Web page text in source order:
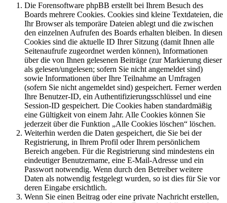
Die Forensoftware phpBB erstellt bei Ihrem Besuch des
Boards mehrere Cookies. Cookies sind kleine Textdateien, die
Ihr Browser als temporäre Dateien ablegt und die zwischen
den einzelnen Aufrufen des Boards erhalten bleiben. In diesen
Cookies sind die aktuelle ID Ihrer Sitzung (damit Ihnen alle
Seitenaufrufe zugeordnet werden können), Informationen
über die von Ihnen gelesenen Beiträge (zur Markierung dieser
als gelesen/ungelesen; sofern Sie nicht angemeldet sind)
sowie Informationen über Ihre Teilnahme an Umfragen
(sofern Sie nicht angemeldet sind) gespeichert. Ferner werden
Ihre Benutzer-ID, ein Authentifizierungsschlüssel und eine
Session-ID gespeichert. Die Cookies haben standardmäßig
eine Gültigkeit von einem Jahr. Alle Cookies können Sie
jederzeit über die Funktion „Alle Cookies löschen“ löschen.
Weiterhin werden die Daten gespeichert, die Sie bei der
Registrierung, in Ihrem Profil oder Ihrem persönlichem
Bereich angeben. Für die Registrierung sind mindestens ein
eindeutiger Benutzername, eine E-Mail-Adresse und ein
Passwort notwendig. Wenn durch den Betreiber weitere
Daten als notwendig festgelegt wurden, so ist dies für Sie vor
deren Eingabe ersichtlich.
Wenn Sie einen Beitrag oder eine private Nachricht erstellen,